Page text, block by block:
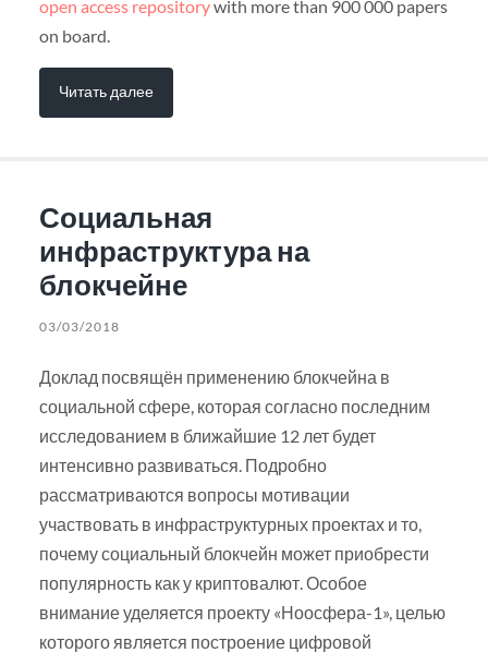
open access repositorywith more than 900 000 papers
on board.
Читать далее
Социальная
инфраструктура на
блокчейне
03/03/2018
Доклад посвящён применению блокчейна в
социальной сфере, которая согласно последним
исследованием в ближайшие 12 лет будет
интенсивно развиваться. Подробно
рассматриваются вопросы мотивации
участвовать в инфраструктурных проектах и то,
почему социальный блокчейн может приобрести
популярность как у криптовалют. Особое
внимание уделяется проекту «Ноосфера-1», целью
которого является построение цифровой